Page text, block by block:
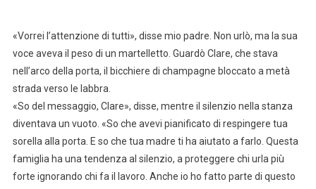
«Vorrei l’attenzione di tutti», disse mio padre. Non urlò, ma la sua
voce aveva il peso di un martelletto. Guardò Clare, che stava
nell’arco della porta, il bicchiere di champagne bloccato a metà
strada verso le labbra.
«So del messaggio, Clare», disse, mentre il silenzio nella stanza
diventava un vuoto. «So che avevi pianificato di respingere tua
sorella alla porta. E so che tua madre ti ha aiutato a farlo. Questa
famiglia ha una tendenza al silenzio, a proteggere chi urla più
forte ignorando chi fa il lavoro. Anche io ho fatto parte di questo